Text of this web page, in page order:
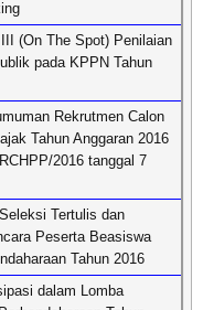
(On The Spot) Penilaian
pada KPPN Tahun
Rekrutmen Calon
Tahun Anggaran 2016
2016 tanggal 7
Tertulis dan
Peserta Beasiswa
Tahun 2016
dalam Lomba